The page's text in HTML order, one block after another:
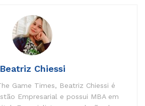
Beatriz Chiessi
Game Times, Beatriz Chiessi é
Empresarial e possui MBA em